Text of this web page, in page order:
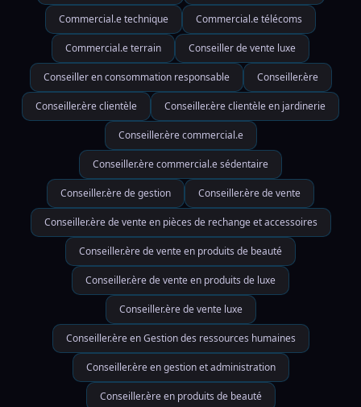
Commercial.e technique Commercial.e télécoms
Commercial.e terrain Conseiller de vente luxe
Conseiller en consommation responsable Conseiller.ère
Conseiller.ère clientèle Conseiller.ère clientèle en jardinerie
Conseiller.ère commercial.e
Conseiller.ère commercial.e sédentaire
Conseiller.ère de gestion Conseiller.ère de vente
Conseiller.ère de vente en pièces de rechange et accessoires
Conseiller.ère de vente en produits de beauté
Conseiller.ère de vente en produits de luxe
Conseiller.ère de vente luxe
Conseiller.ère en Gestion des ressources humaines
Conseiller.ère en gestion et administration
Conseiller.ère en produits de beauté